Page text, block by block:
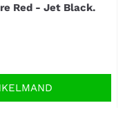
Red - Jet Black.